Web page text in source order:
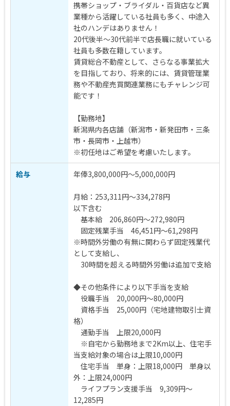
携帯ショップ・ブライダル・百貨店など異
業種から活躍している社員も多く、中途入
社のハンデはありません！
20代後半～30代前半で店長職に就いている
社員も多数在籍しています。
賃貸総合不動産として、さらなる事業拡大
を目指しており、将来的には、賃貸管理業
務や不動産売買関連業務にもチャレンジ可
能です！
【勤務地】
新潟県内各店舗（新潟市・新発田市・三条
市・長岡市・上越市）
※初任地はご希望を考慮いたします。
給与 年俸3,800,000円～5,000,000円
月給：253,311円～334,278円
以下含む
基本給 206,860円～272,980円
固定残業手当 46,451円～61,298円
※時間外労働の有無に関わらず固定残業代
として支給し、
30時間を超える時間外労働は追加で支給
◆その他条件により以下手当を支給
役職手当 20,000円～80,000円
資格手当 25,000円（宅地建物取引士資
格）
通勤手当 上限20,000円
※自宅から勤務地まで2Km以上、住宅手
当支給対象の場合は上限10,000円
住宅手当 単身：上限18,000円 単身以
外：上限24,000円
ライフプラン支援手当 9,309円～
12,285円